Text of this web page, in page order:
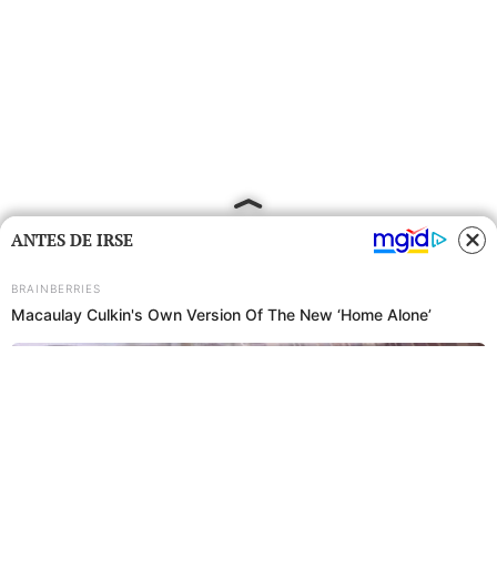
ANTES DE IRSE